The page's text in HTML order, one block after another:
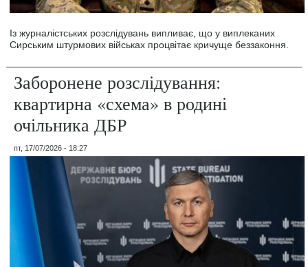
Із журналістських розслідувань випливає, що у виплеканих
Сирським штурмових військах процвітає кричуще беззаконня.
Заборонене розслідування:
квартирна «схема» в родині
очільника ДБР
пт, 17/07/2026 - 18:27